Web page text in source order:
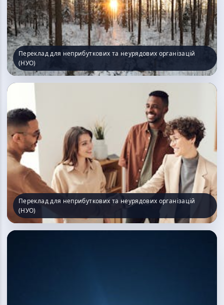
Переклад для неприбуткових та неурядових організацій
(НУО)
Переклад для неприбуткових та неурядових організацій
(НУО)